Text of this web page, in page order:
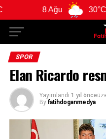
30°C
SPOR
Elan Ricardo
Yayımlandı 1 yıl önce
By fatihdoganmedya